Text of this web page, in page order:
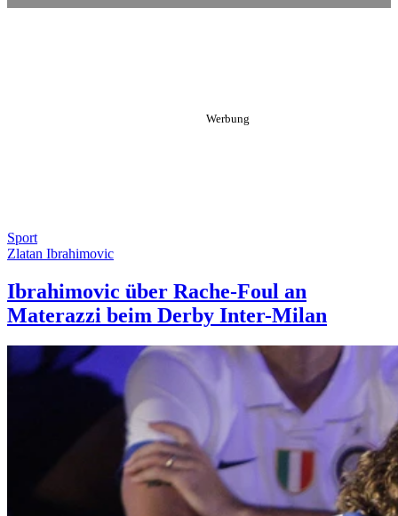
Sport
Zlatan Ibrahimovic
Ibrahimovic über Rache-Foul an
Materazzi beim Derby Inter-Milan